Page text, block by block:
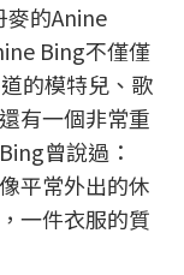
麥的Anine
Bing不僅僅
的模特兒、歌
有一個非常重
曾說過：
平常外出的休
一件衣服的質